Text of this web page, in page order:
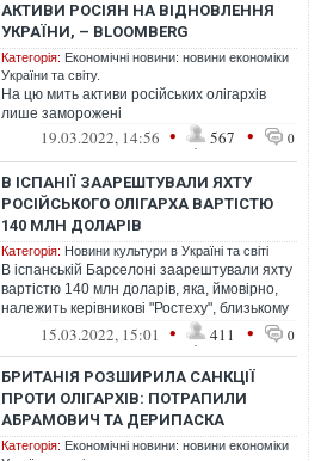
АКТИВИ РОСІЯН НА ВІДНОВЛЕННЯ
УКРАЇНИ, – BLOOMBERG
Категорія: Економічні новини: новини економіки
України та світу.
На цю мить активи російських олігархів
лише заморожені
19.03.2022, 14:56 • 567 • 0
В ІСПАНІЇ ЗААРЕШТУВАЛИ ЯХТУ
РОСІЙСЬКОГО ОЛІГАРХА ВАРТІСТЮ
140 МЛН ДОЛАРІВ
Категорія: Новини культури в Україні та світі
В іспанській Барселоні заарештували яхту
вартістю 140 млн доларів, яка, ймовірно,
належить керівникові "Ростеху", близькому
соратнику Владіміра Путіна...
15.03.2022, 15:01 • 411 • 0
БРИТАНІЯ РОЗШИРИЛА САНКЦІЇ
ПРОТИ ОЛІГАРХІВ: ПОТРАПИЛИ
АБРАМОВИЧ ТА ДЕРИПАСКА
Категорія: Економічні новини: новини економіки